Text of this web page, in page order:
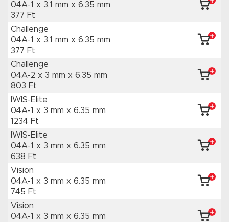
04A-1 x 3.1 mm x 6.35 mm
377 Ft
Challenge
04A-1 x 3.1 mm x 6.35 mm
377 Ft
Challenge
04A-2 x 3 mm x 6.35 mm
803 Ft
IWIS-Elite
04A-1 x 3 mm x 6.35 mm
1234 Ft
IWIS-Elite
04A-1 x 3 mm x 6.35 mm
638 Ft
Vision
04A-1 x 3 mm x 6.35 mm
745 Ft
Vision
04A-1 x 3 mm x 6.35 mm